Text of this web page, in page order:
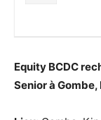
Equity BCDC
Senior à Gombe,